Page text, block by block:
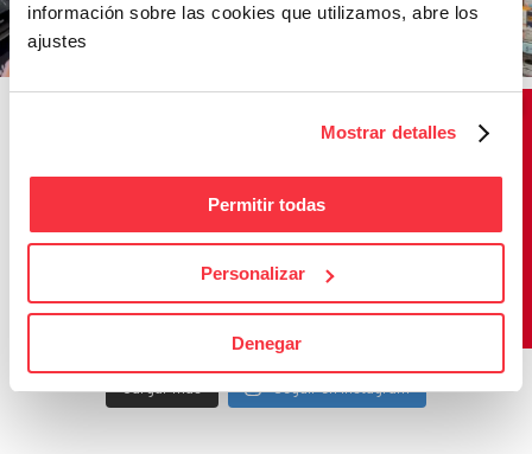
información sobre las cookies que utilizamos, abre los
ajustes
Mostrar detalles
Permitir todas
Personalizar
Denegar
Cargar más Seguir en Instagram